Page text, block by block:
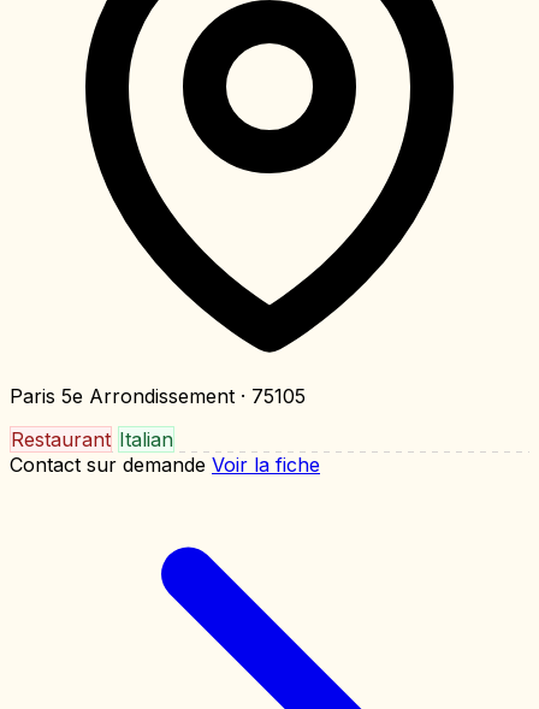
Paris 5e Arrondissement · 75105
Restaurant Italian
Contact sur demande Voir la fiche